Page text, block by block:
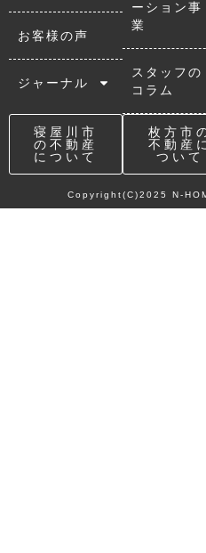
お客様の声
ジャーナル
ーション事
業
スタッフの
コラム
寝屋川市
の不動産
について
枚方市
不動産に
ついて
Copyright(C)2025 N-